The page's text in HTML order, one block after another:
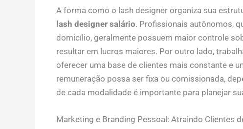
A forma como o lash designer organiza sua
lash designer salário. Profissionais autônomos,
domicílio, geralmente possuem maior controle
resultar em lucros maiores. Por outro lado,
oferecer uma base de clientes mais constante e
remuneração possa ser fixa ou comissionada,
de cada modalidade é importante para planejar
Marketing e Branding Pessoal: Atraindo Clientes